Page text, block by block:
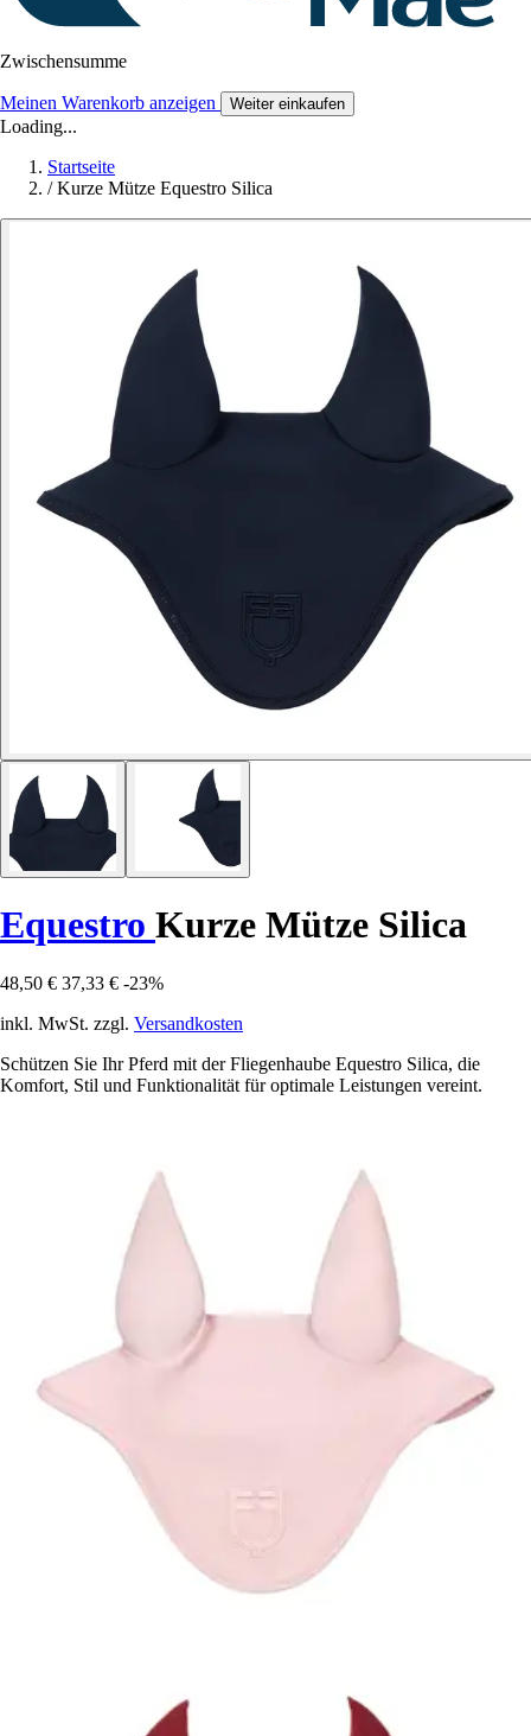
Zwischensumme
Meinen Warenkorb anzeigen Weiter einkaufen
Loading...
Startseite
/ Kurze Mütze Equestro Silica
Equestro Kurze Mütze Silica
48,50 € 37,33 € -23%
inkl. MwSt. zzgl. Versandkosten
Schützen Sie Ihr Pferd mit der Fliegenhaube Equestro Silica, die
Komfort, Stil und Funktionalität für optimale Leistungen vereint.